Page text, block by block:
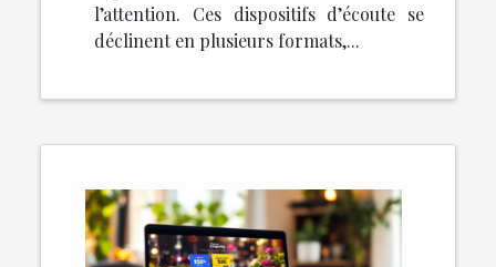
l’attention. Ces dispositifs d’écoute se
déclinent en plusieurs formats,...